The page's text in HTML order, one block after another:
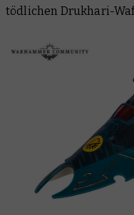
tödlichen Drukhari-